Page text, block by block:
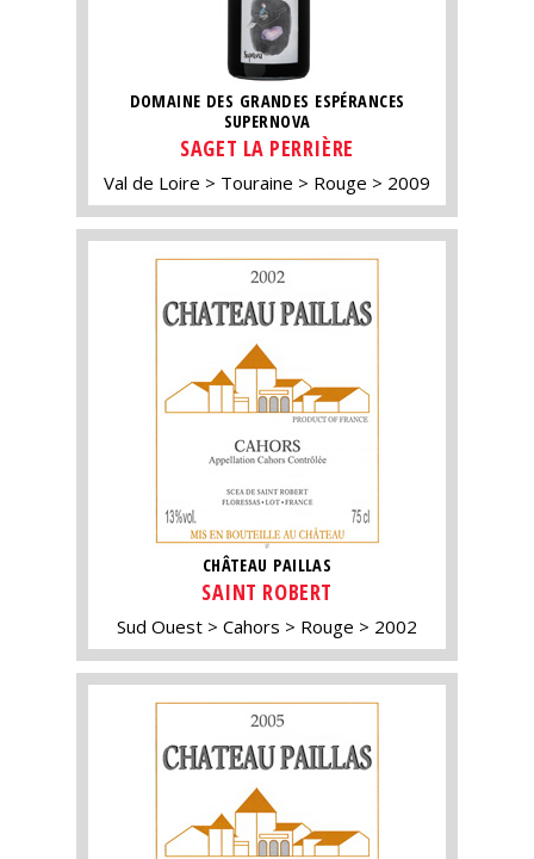
DOMAINE DES GRANDES ESPÉRANCES
SUPERNOVA
SAGET LA PERRIÈRE
Val de Loire Touraine Rouge 2009
CHÂTEAU PAILLAS
SAINT ROBERT
Sud Ouest Cahors Rouge 2002